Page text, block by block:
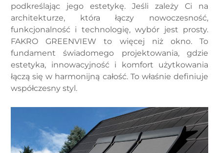
podkreślając jego estetykę. Jeśli zależy Ci na
architekturze, która łączy nowoczesność,
funkcjonalność i technologię, wybór jest prosty.
FAKRO GREENVIEW to więcej niż okno. To
fundament świadomego projektowania, gdzie
estetyka, innowacyjność i komfort użytkowania
łączą się w harmonijną całość. To właśnie definiuje
współczesny styl.